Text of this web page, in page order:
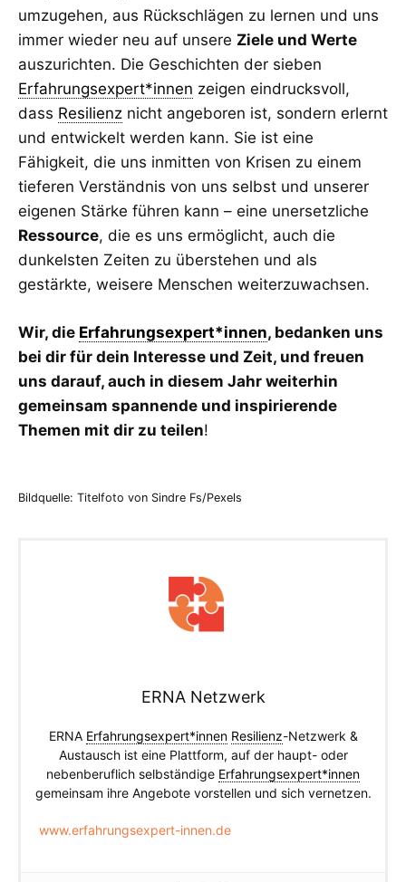
umzugehen, aus Rückschlägen zu lernen und uns
immer wieder neu auf unsere Ziele und Werte
auszurichten. Die Geschichten der sieben
Erfahrungsexpert*innen zeigen eindrucksvoll,
dass Resilienz nicht angeboren ist, sondern erlernt
und entwickelt werden kann. Sie ist eine
Fähigkeit, die uns inmitten von Krisen zu einem
tieferen Verständnis von uns selbst und unserer
eigenen Stärke führen kann – eine unersetzliche
Ressource, die es uns ermöglicht, auch die
dunkelsten Zeiten zu überstehen und als
gestärkte, weisere Menschen weiterzuwachsen.
Wir, die Erfahrungsexpert*innen, bedanken uns
bei dir für dein Interesse und Zeit, und freuen
uns darauf, auch in diesem Jahr weiterhin
gemeinsam spannende und inspirierende
Themen mit dir zu teilen!
Bildquelle: Titelfoto von Sindre Fs/Pexels
ERNA Netzwerk
ERNA Erfahrungsexpert*innen Resilienz-Netzwerk &
Austausch ist eine Plattform, auf der haupt- oder
nebenberuflich selbständige Erfahrungsexpert*innen
gemeinsam ihre Angebote vorstellen und sich vernetzen.
www.erfahrungsexpert-innen.de